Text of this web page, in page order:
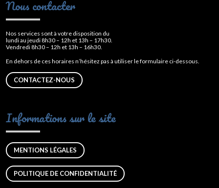
Nous contacter
Nos services sont à votre disposition du
lundi au jeudi 8h30 – 12h et 13h – 17h30.
Vendredi 8h30 – 12h et 13h – 16h30.
En dehors de ces horaires n’hésitez pas à utiliser le formulaire ci-dessous.
CONTACTEZ-NOUS
Informations sur le site
MENTIONS LÉGALES
POLITIQUE DE CONFIDENTIALITÉ